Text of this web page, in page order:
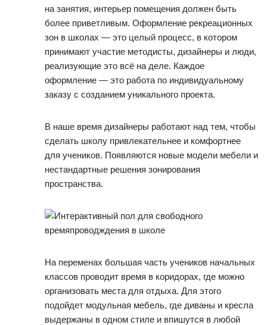
на занятия, интерьер помещения должен быть
более приветливым. Оформление рекреационных
зон в школах — это целый процесс, в котором
принимают участие методисты, дизайнеры и люди,
реализующие это всё на деле. Каждое
оформление — это работа по индивидуальному
заказу с созданием уникального проекта.
В наше время дизайнеры работают над тем, чтобы
сделать школу привлекательнее и комфортнее
для учеников. Появляются новые модели мебели и
нестандартные решения зонирования
пространства.
На переменах большая часть учеников начальных
классов проводит время в коридорах, где можно
организовать места для отдыха. Для этого
подойдет модульная мебель, где диваны и кресла
выдержаны в одном стиле и впишутся в любой